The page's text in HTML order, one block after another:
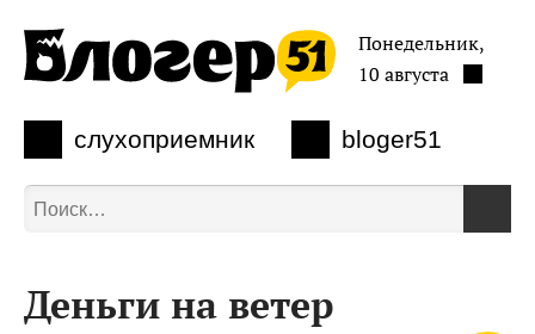
слухоприемник bloger51
Понедельник,
10 августа
Деньги на ветер